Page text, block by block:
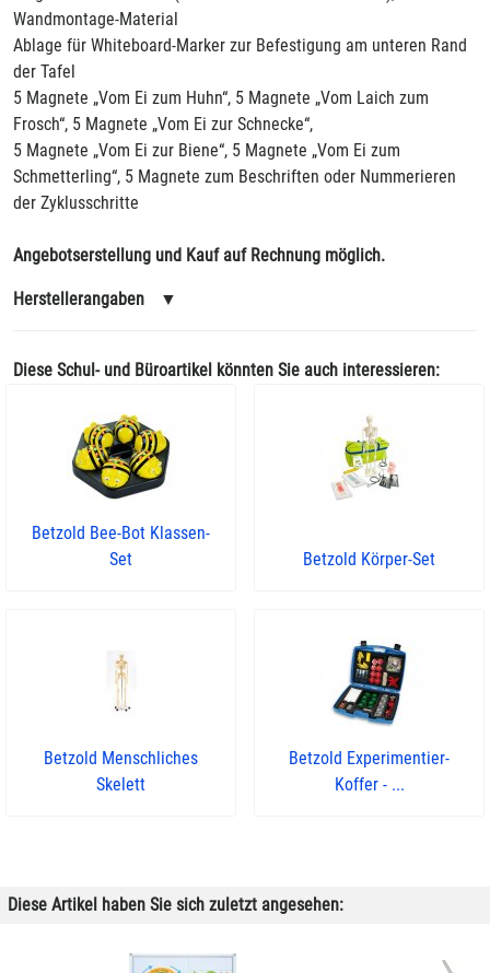
Wandmontage-Material
Ablage für Whiteboard-Marker zur Befestigung am unteren Rand
der Tafel
5 Magnete „Vom Ei zum Huhn“, 5 Magnete „Vom Laich zum
Frosch“, 5 Magnete „Vom Ei zur Schnecke“,
5 Magnete „Vom Ei zur Biene“, 5 Magnete „Vom Ei zum
Schmetterling“, 5 Magnete zum Beschriften oder Nummerieren
der Zyklusschritte
Angebotserstellung und Kauf auf Rechnung möglich.
Herstellerangaben ▼
Diese Schul- und Büroartikel könnten Sie auch interessieren:
Betzold Bee-Bot Klassen-
Set
Betzold Körper-Set
Betzold Menschliches
Skelett
Betzold Experimentier-
Koffer - ...
Diese Artikel haben Sie sich zuletzt angesehen: